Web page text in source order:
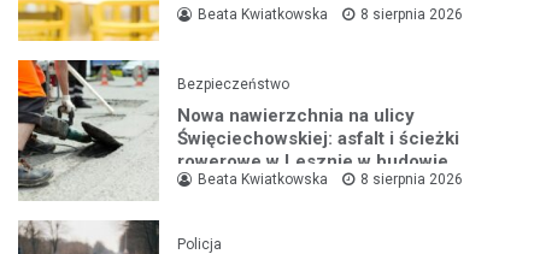
Beata Kwiatkowska 8 sierpnia 2026
Bezpieczeństwo
Nowa nawierzchnia na ulicy
Święciechowskiej: asfalt i ścieżki
rowerowe w Lesznie w budowie
Beata Kwiatkowska 8 sierpnia 2026
Policja